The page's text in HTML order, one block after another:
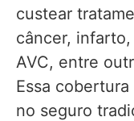
custear
câncer, infarto,
AVC, entre
Essa
no seguro